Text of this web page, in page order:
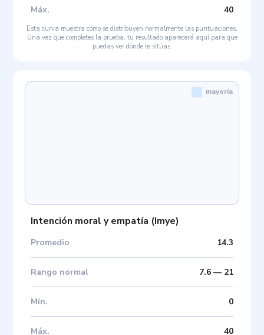
Máx. 40
Esta curva muestra cómo se distribuyen normalmente las puntuaciones.
Una vez que completes la prueba, tu resultado aparecerá aquí para que
puedas ver dónde te sitúas.
Intención moral y empatía (Imye)
Promedio 14.3
Rango normal 7.6— 21
Mín. 0
Máx. 40
mayoría